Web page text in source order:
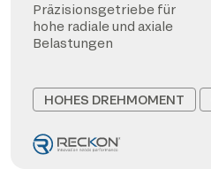
Präzisionsgetriebe für
hohe radiale und axiale
Belastungen
HOHES DREHMOMENT